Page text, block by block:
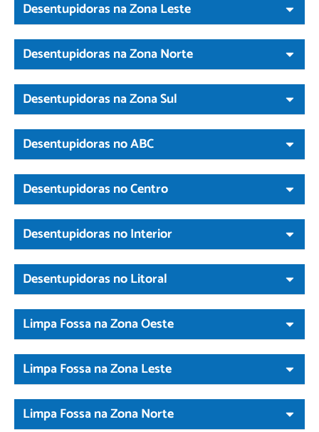
Desentupidoras na Zona Leste
Desentupidoras na Zona Norte
Desentupidoras na Zona Sul
Desentupidoras no ABC
Desentupidoras no Centro
Desentupidoras no Interior
Desentupidoras no Litoral
Limpa Fossa na Zona Oeste
Limpa Fossa na Zona Leste
Limpa Fossa na Zona Norte